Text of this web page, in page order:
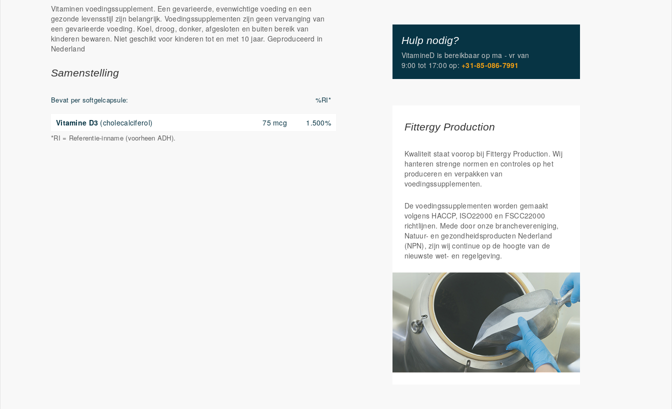
Vitaminen voedingssupplement. Een gevarieerde, evenwichtige voeding en een
gezonde levensstijl zijn belangrijk. Voedingssupplementen zijn geen vervanging van
een gevarieerde voeding. Koel, droog, donker, afgesloten en buiten bereik van
kinderen bewaren. Niet geschikt voor kinderen tot en met 10 jaar. Geproduceerd in
Nederland
Samenstelling
Bevat per softgelcapsule: %RI*
Vitamine D3 (cholecalciferol) 75 mcg 1.500%
*RI = Referentie-inname (voorheen ADH).
vallen te verminderen, in verband met
houdingsinstabiliteit en spierzwakte. Vallen is een
risicofactor voor botbreuken bij mannen en vrouwen
vanaf 60 jaar.
Zie hieronder de verschillende gezondheidsclaims op
Vitamine D:
Is goed voor de werking van de spieren
Ondersteunt de afweer van het lichaam
Draagt ertoe bij dat calcium goed uit de voeding
wordt opgenomen
Helpt het immuunsysteem van kinderen
Draagt bij aan een sterk gebit
verband met houdingsinstabiliteit en spierzwakte.
Vallen is een risicofactor voor botbreuken bij
mannen en vrouwen vanaf 60 jaar.
Hulp nodig?
VitamineD is bereikbaar op ma - vr van
9:00 tot 17:00 op:+31-85-086-7991
Fittergy Production
Kwaliteit staat voorop bij Fittergy Production. Wij
hanteren strenge normen en controles op het
produceren en verpakken van
voedingssupplementen.
De voedingssupplementen worden gemaakt
volgens HACCP, ISO22000 en FSCC22000
richtlijnen. Mede door onze branchevereniging,
Natuur- en gezondheidsproducten Nederland
(NPN), zijn wij continue op de hoogte van de
nieuwste wet- en regelgeving.